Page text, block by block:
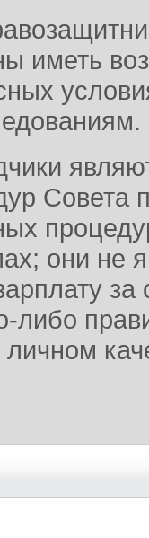
иметь
Совета
они не
за
либо